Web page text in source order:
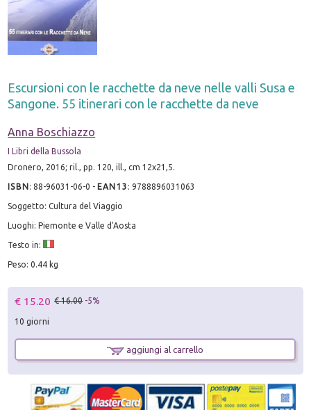
Escursioni con le racchette da neve nelle valli Susa e
Sangone. 55 itinerari con le racchette da neve
Anna Boschiazzo
I Libri della Bussola
Dronero, 2016; ril., pp. 120, ill., cm 12x21,5.
ISBN:88-96031-06-0 - EAN13 :9788896031063
Soggetto: Cultura del Viaggio
Luoghi: Piemonte e Valle d'Aosta
Testo in:
Peso: 0.44 kg
€ 15.20 € 16.00 -5%
10 giorni
aggiungi al carrello